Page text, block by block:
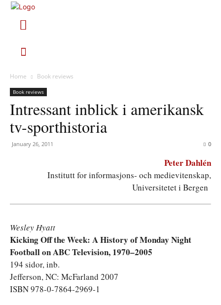
Home Book reviews
Book reviews
Intressant inblick i amerikansk
tv-sporthistoria
January 26, 2011 0
Peter Dahlén
Institutt for informasjons- och medievitenskap,
Universitetet i Bergen
Wesley Hyatt
Kicking Off the Week: A History of Monday Night
Football on ABC Television, 1970–2005
194 sidor, inb.
Jefferson, NC: McFarland 2007
ISBN 978-0-7864-2969-1